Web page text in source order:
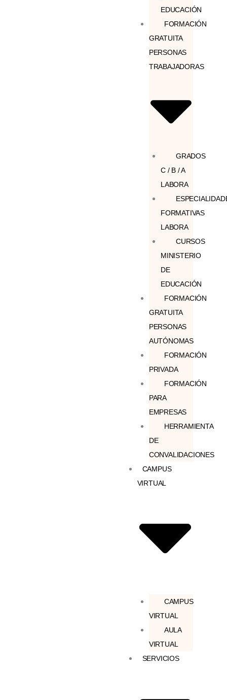
EDUCACIÓN
FORMACIÓN
GRATUITA
PERSONAS
TRABAJADORAS
GRADOS
C / B / A
LABORA
FORMATIVAS
LABORA
CURSOS
MINISTERIO
DE
EDUCACIÓN
FORMACIÓN
GRATUITA
PERSONAS
AUTÓNOMAS
FORMACIÓN
PRIVADA
FORMACIÓN
PARA
EMPRESAS
HERRAMIENTA
DE
CONVALIDACIONES
CAMPUS
VIRTUAL
CAMPUS
VIRTUAL
AULA
VIRTUAL
SERVICIOS